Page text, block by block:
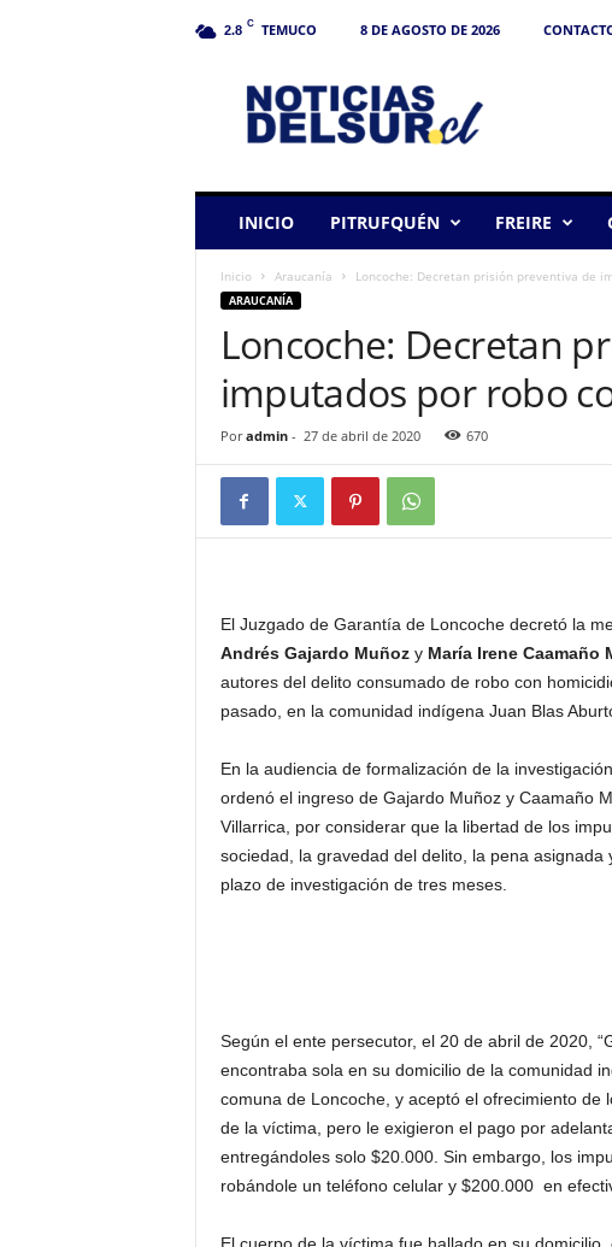
2.8 C TEMUCO 8 DE AGOSTO DE 2026
INICIO PITRUFQUÉN FREIRE
Inicio Araucanía Loncoche: Decretan prisión preventiva de
ARAUCANÍA
Loncoche: Decretan
imputados por robo
Por admin- 27 de abril de 2020 670
El Juzgado de Garantía de Loncoche decretó la
Andrés Gajardo Muñozy María Irene Caamaño
autores del delito consumado de robo con
pasado, en la comunidad indígena Juan Blas
En la audiencia de formalización de la
ordenó el ingreso de Gajardo Muñoz y Caamaño
Villarrica, por considerar que la libertad de los
sociedad, la gravedad del delito, la pena
plazo de investigación de tres meses.
Según el ente persecutor, el 20 de abril de 2020,
encontraba sola en su domicilio de la comunidad
comuna de Loncoche, y aceptó el ofrecimiento
de la víctima, pero le exigieron el pago por
entregándoles solo $20.000. Sin embargo, los
robándole un teléfono celular y $200.000 en